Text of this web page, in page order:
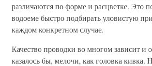
различаются по форме и расцветке. Это
водоеме быстро подбирать уловистую
каждом конкретном случае.
Качество проводки во многом зависит и
казалось бы, мелочи, как головка